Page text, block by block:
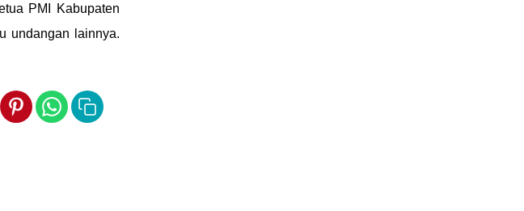
PMI Kabupaten
undangan lainnya.